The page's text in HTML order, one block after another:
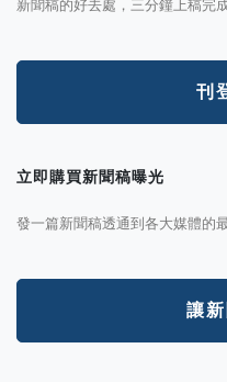
新聞稿的好去處，三分鐘上稿完
刊
立即購買新聞稿曝光
發一篇新聞稿透通到各大媒體的
讓